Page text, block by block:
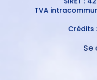
TVA
Crédits :
Se